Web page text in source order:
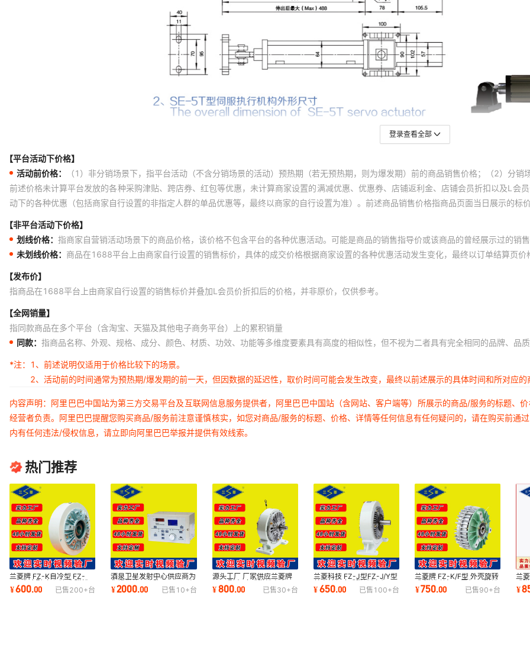
登录查看全部
【平台活动下价格】
活动前价格：
（1）非分销场景下，指平台活动（不含分销场景的活动）预热期（若无预热期，则为爆发期）前的商品销售价格；（2）分
前述价格未计算平台发放的各种采购津贴、跨店券、红包等优惠，未计算商家设置的满减优惠、优惠券、店铺返利金、店铺会员折扣以及L会
动下的各种优惠（包括商家自行设置的非指定人群的单品优惠等，最终以商家的自行设置为准）。前述商品销售价格指商品页面当日展示的
【非平台活动下价格】
划线价格： 指商家自营销活动场景下的商品价格，该价格不包含平台的各种优惠活动。可能是商品的销售指导价或该商品的曾经展示过的销
未划线价格： 商品在1688平台上由商家自行设置的销售标价，具体的成交价格根据商家设置的各种优惠活动发生变化，最终以订单结算页价
【发布价】
指商品在1688平台上由商家自行设置的销售标价并叠加L会员价折扣后的价格，并非原价，仅供参考。
【全网销量】
指同款商品在多个平台（含淘宝、天猫及其他电子商务平台）上的累积销量
同款： 指商品名称、外观、规格、成分、颜色、材质、功效、功能等多维度要素具有高度的相似性，但不视为二者具有完全相同的品牌、品
*注：
1、前述说明仅适用于价格比较下的场景。
2、活动前的时间通常为预热期/爆发期的前一天，但因数据的延迟性，取价时间可能会发生改变，最终以前述展示的具体时间和所对应的
内容声明：阿里巴巴中国站为第三方交易平台及互联网信息服务提供者，阿里巴巴中国站（含网站、客户端等）所展示的商品/服务的标题、
经营者负责。阿里巴巴提醒您购买商品/服务前注意谨慎核实，如您对商品/服务的标题、价格、详情等任何信息有任何疑问的，请在购买前通
内有任何违法/侵权信息，请立即向阿里巴巴举报并提供有效线索。
热门推荐
兰菱牌 FZ-K自冷型 FZ-
K/Y水冷型 空心轴式 磁粉
制动器
¥600.00 已售200+台
酒泉卫星发射中心供应商为
您提供放心选购 SC-2H 自
动张力控制仪
¥2000.00 已售 10+台
源头工厂 厂家供应兰菱牌
FL-J型 机座式磁粉离合器
¥800.00 已售30+台
兰菱科技 FZ-J型FZ-J/Y型
单出轴机座式磁粉制动器
磁粉刹车
¥650.00 已售 100+台
兰菱牌 FZ-K/F型 外壳旋转
式 磁粉刹车 口罩机用 磁粉
制动器
¥750.00 已售90+台
兰
式
¥